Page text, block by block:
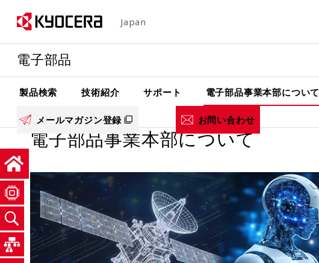
ン
ン
ツ
移
動
Japan
電子部品
製品検索 技術紹介 サポート 電子部品事業本部について
メールマガジン登録 お問い合わせ
電子部品事業本部について